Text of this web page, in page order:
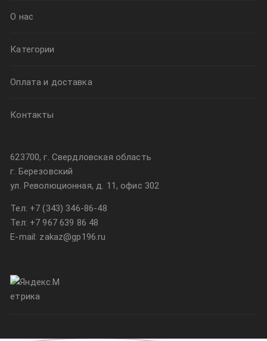
О нас
Категории
Оплата и доставка
Контакты
623700, г. Свердловская область
г. Березовский
ул. Революционная, д. 11, офис 302
Тел: +7 (343) 346-86-48
Тел: +7 967 639 86 48
E-mail: zakaz@gp196.ru